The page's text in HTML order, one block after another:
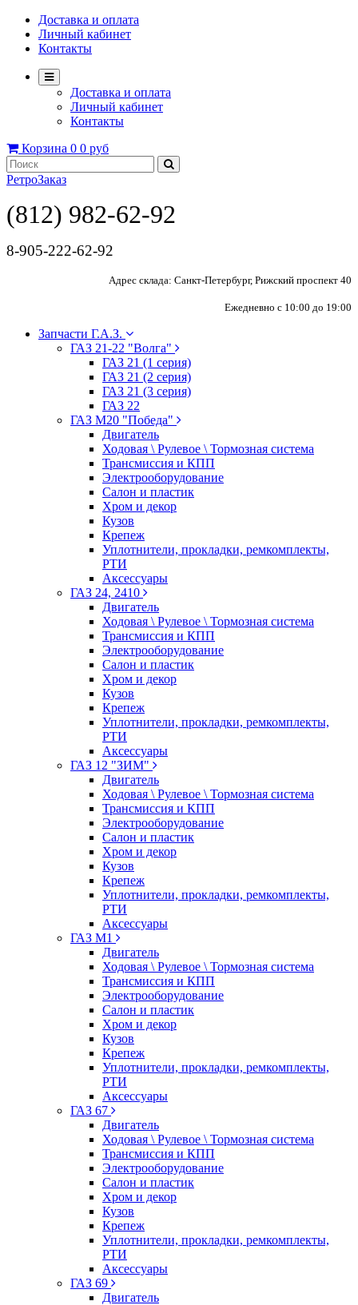
Доставка и оплата
Личный кабинет
Контакты
Доставка и оплата
Личный кабинет
Контакты
Корзина 0 0 руб
РетроЗаказ
(812) 982-62-92
8-905-222-62-92
Адрес склада: Санкт-Петербург, Рижский проспект 40
Ежедневно с 10:00 до 19:00
Запчасти Г.А.З.
ГАЗ 21-22 "Волга"
ГАЗ 21 (1 серия)
ГАЗ 21 (2 серия)
ГАЗ 21 (3 серия)
ГАЗ 22
ГАЗ М20 "Победа"
Двигатель
Ходовая \ Рулевое \ Тормозная система
Трансмиссия и КПП
Электрооборудование
Салон и пластик
Хром и декор
Кузов
Крепеж
Уплотнители, прокладки, ремкомплекты,
РТИ
Аксессуары
ГАЗ 24, 2410
Двигатель
Ходовая \ Рулевое \ Тормозная система
Трансмиссия и КПП
Электрооборудование
Салон и пластик
Хром и декор
Кузов
Крепеж
Уплотнители, прокладки, ремкомплекты,
РТИ
Аксессуары
ГАЗ 12 "ЗИМ"
Двигатель
Ходовая \ Рулевое \ Тормозная система
Трансмиссия и КПП
Электрооборудование
Салон и пластик
Хром и декор
Кузов
Крепеж
Уплотнители, прокладки, ремкомплекты,
РТИ
Аксессуары
ГАЗ М1
Двигатель
Ходовая \ Рулевое \ Тормозная система
Трансмиссия и КПП
Электрооборудование
Салон и пластик
Хром и декор
Кузов
Крепеж
Уплотнители, прокладки, ремкомплекты,
РТИ
Аксессуары
ГАЗ 67
Двигатель
Ходовая \ Рулевое \ Тормозная система
Трансмиссия и КПП
Электрооборудование
Салон и пластик
Хром и декор
Кузов
Крепеж
Уплотнители, прокладки, ремкомплекты,
РТИ
Аксессуары
ГАЗ 69
Двигатель